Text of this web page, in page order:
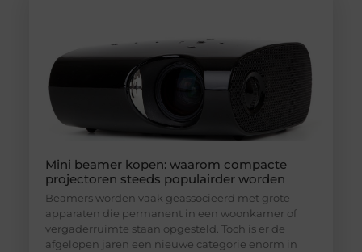
Mini beamer kopen: waarom compacte
projectoren steeds populairder worden
Beamers worden vaak geassocieerd met grote
apparaten die permanent in een woonkamer of
vergaderruimte staan opgesteld. Toch is er de
afgelopen jaren een nieuwe categorie enorm in